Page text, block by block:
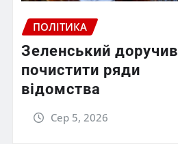
ПОЛІТИКА
Зеленський доручив
почистити ряди
відомства
Сер 5, 2026